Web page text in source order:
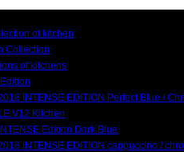
of kitchen
Collection
of kitchens
INTENSE EDITION Perfect Blue /
Kitchen
Edition Dark Blue
INTENSE EDITION cappuccino /